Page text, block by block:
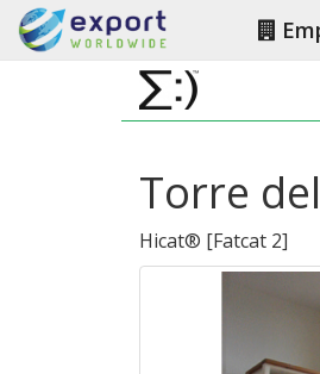
Torre
Hicat® [Fatcat 2]